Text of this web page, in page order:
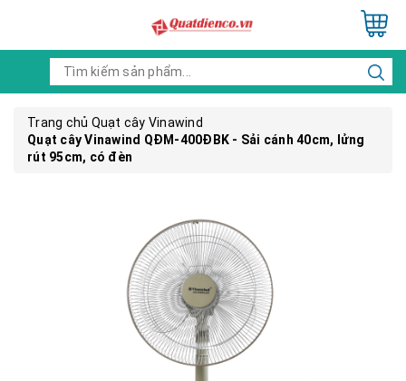
Trang chủ Quạt cây Vinawind
Quạt cây Vinawind QĐM-400ĐBK - Sải cánh 40cm, lửng
rút 95cm, có đèn